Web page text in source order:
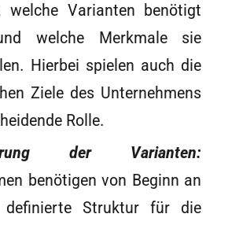
welche Varianten benötigt
welche Merkmale sie
Hierbei spielen auch die
Ziele des Unternehmens
Rolle.
der Varianten:
benötigen von Beginn an
Struktur für die